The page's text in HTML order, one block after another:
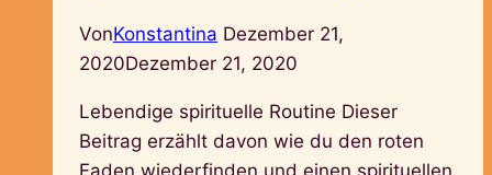
VonKonstantina Dezember 21,
2020Dezember 21, 2020
Lebendige spirituelle Routine Dieser
Beitrag erzählt davon wie du den roten
Faden wiederfinden und einen spirituellen